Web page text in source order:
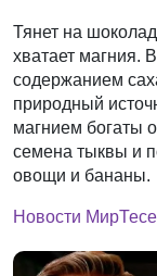
Тянет на
хватает магния.
содержанием
природный
магнием богаты
семена тыквы и
овощи и бананы.
Новости